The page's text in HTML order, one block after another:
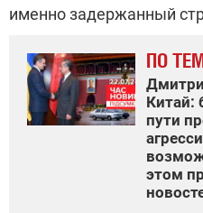
именно задержанный
ПО
Китай:
пути
этом